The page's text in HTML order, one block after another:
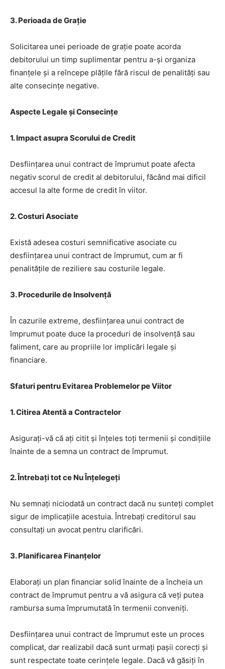
3. Perioada de Grație
Solicitarea unei perioade de grație poate acorda
debitorului un timp suplimentar pentru a-și organiza
finanțele și a reîncepe plățile fără riscul de penalități sau
alte consecințe negative.
Aspecte Legale și Consecințe
1. Impact asupra Scorului de Credit
Desființarea unui contract de împrumut poate afecta
negativ scorul de credit al debitorului, făcând mai dificil
accesul la alte forme de credit în viitor.
2. Costuri Asociate
Există adesea costuri semnificative asociate cu
desființarea unui contract de împrumut, cum ar fi
penalitățile de reziliere sau costurile legale.
3. Procedurile de Insolvență
În cazurile extreme, desființarea unui contract de
împrumut poate duce la proceduri de insolvență sau
faliment, care au propriile lor implicări legale și
financiare.
Sfaturi pentru Evitarea Problemelor pe Viitor
1. Citirea Atentă a Contractelor
Asigurați-vă că ați citit și înțeles toți termenii și condițiile
înainte de a semna un contract de împrumut.
2. Întrebați tot ce Nu Înțelegeți
Nu semnați niciodată un contract dacă nu sunteți complet
sigur de implicațiile acestuia. Întrebați creditorul sau
consultați un avocat pentru clarificări.
3. Planificarea Finanțelor
Elaborați un plan financiar solid înainte de a încheia un
contract de împrumut pentru a vă asigura că veți putea
rambursa suma împrumutată în termenii conveniți.
Desființarea unui contract de împrumut este un proces
complicat, dar realizabil dacă sunt urmați pașii corecți și
sunt respectate toate cerințele legale. Dacă vă găsiți în